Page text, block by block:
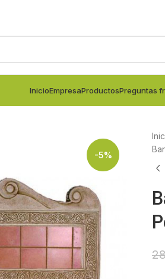
InicioEmpresaProductosPreguntas
-5%